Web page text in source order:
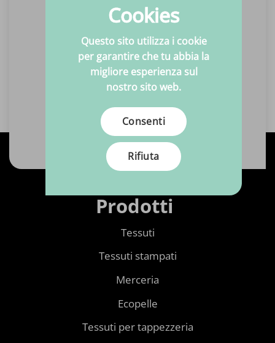
Chiama +31(0)6 463 869 15
Inviaci una mail
Sempre entro un giorno lavorativo
una risposta!
Inviaci un'e-mail
Prodotti
Tessuti
Tessuti stampati
Merceria
Ecopelle
Tessuti per tappezzeria
Cookies
Questo sito utilizza i cookie
per garantire che tu abbia la
migliore esperienza sul
nostro sito web.
Consenti
Rifiuta